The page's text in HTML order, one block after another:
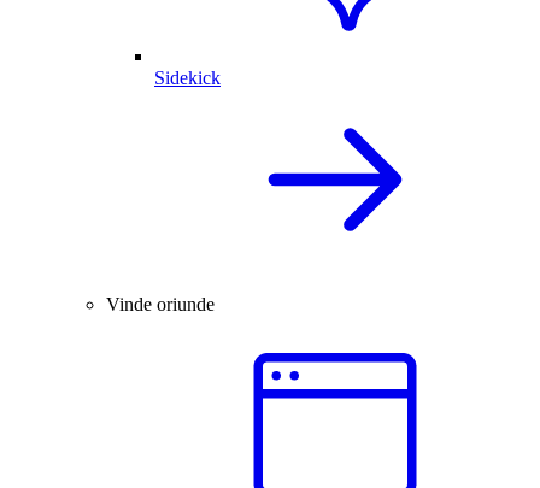
Sidekick
Vinde oriunde